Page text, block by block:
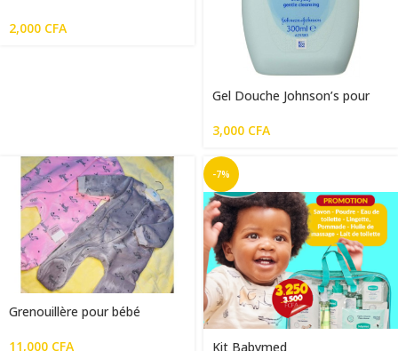
2,000 CFA
Gel Douche Johnson’s pour
3,000 CFA
Grenouillère pour bébé
11,000 CFA
-7%
Kit Babymed